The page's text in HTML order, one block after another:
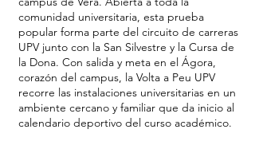
comunidad universitaria, esta prueba
popular forma parte del circuito de carreras
UPV junto con la San Silvestre y la Cursa de
la Dona. Con salida y meta en el Ágora,
corazón del campus, la Volta a Peu UPV
recorre las instalaciones universitarias en un
ambiente cercano y familiar que da inicio al
calendario deportivo del curso académico.